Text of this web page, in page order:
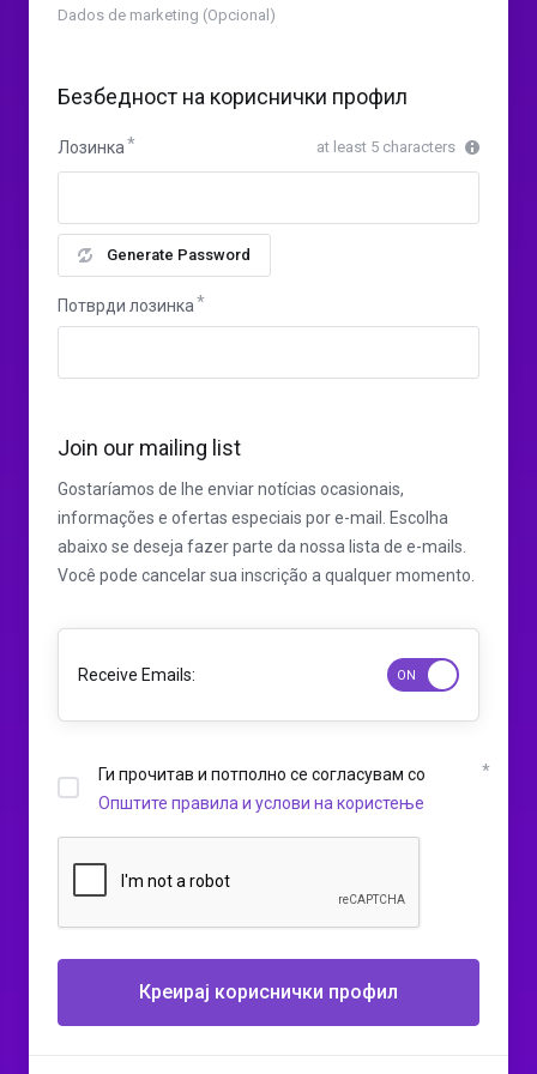
Dados de marketing (Opcional)
Безбедност на кориснички профил
Лозинка at least 5 characters
Generate Password
Потврди лозинка
Join our mailing list
Gostaríamos de lhe enviar notícias ocasionais,
informações e ofertas especiais por e-mail. Escolha
abaixo se deseja fazer parte da nossa lista de e-mails.
Você pode cancelar sua inscrição a qualquer momento.
Receive Emails:
Ги прочитав и потполно се согласувам со
Општите правила и услови на користење
Креирај кориснички профил